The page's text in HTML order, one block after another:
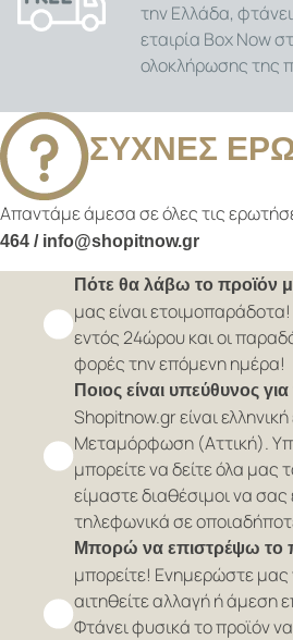
την Ελλάδα,
εταιρία Box Now
ολοκλήρωσης της
ΣΥΧΝΕΣ
Απαντάμε άμεσα σε όλες τις
464 / info@shopitnow.gr
Πότε θα λάβω το προϊόν
μας είναι
εντός 24ώρου και οι
φορές την επόμενη ημέρα!
Ποιος είναι υπεύθυνος
Shopitnow.gr είναι
Μεταμόρφωση (Αττική).
μπορείτε να δείτε όλα μας
είμαστε διαθέσιμοι να
τηλεφωνικά σε
Μπορώ να επιστρέψω το
μπορείτε! Ενημερώστε μας
αιτηθείτε αλλαγή ή άμεση
Φτάνει φυσικά το προϊόν